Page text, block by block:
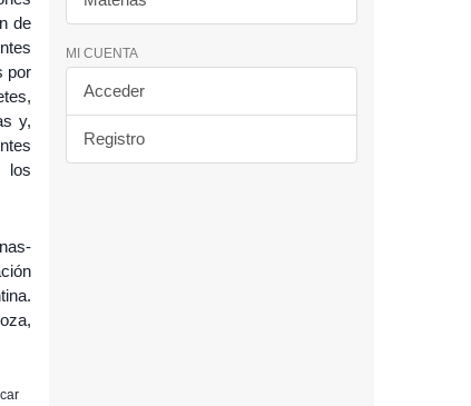
de
por
y,
los
MI CUENTA
Acceder
Registro